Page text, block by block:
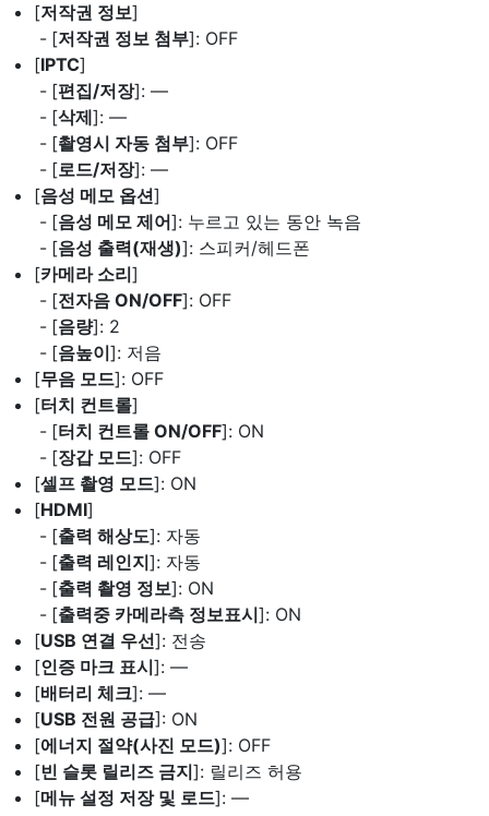
[저작권 정보]
[저작권 정보 첨부]: OFF
[IPTC]
[편집/저장]: —
[삭제]: —
[촬영시 자동 첨부]: OFF
[로드/저장]: —
[음성 메모 옵션]
[음성 메모 제어]: 누르고 있는 동안 녹음
[음성 출력(재생)]: 스피커/헤드폰
[카메라 소리]
[전자음 ON/OFF]: OFF
[음량]: 2
[음높이]: 저음
[무음 모드]: OFF
[터치 컨트롤]
[터치 컨트롤 ON/OFF]: ON
[장갑 모드]: OFF
[셀프 촬영 모드]: ON
[HDMI]
[출력 해상도]: 자동
[출력 레인지]: 자동
[출력 촬영 정보]: ON
[출력중 카메라측 정보표시]: ON
[USB 연결 우선]: 전송
[인증 마크 표시]: —
[배터리 체크]: —
[USB 전원 공급]: ON
[에너지 절약(사진 모드)]: OFF
[빈 슬롯 릴리즈 금지]: 릴리즈 허용
[메뉴 설정 저장 및 로드]: —